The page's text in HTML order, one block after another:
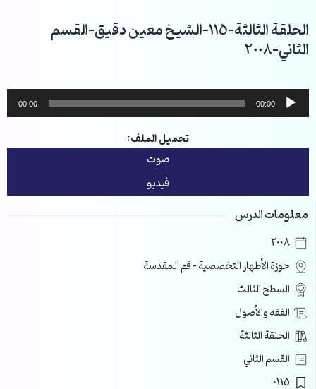
إلى
المحتوى
الحلقة الثالثة-115-الشيخ معين دقيق-القسم
الثاني-2008
مشغل
الصوت
00:00
00:00
تحميل الملف:
صوت
فيديو
معلومات الدرس
2008
حوزة الأطهار التخصصية – قم المقدسة
السطح الثالث
الفقه والأصول
الحلقة الثالثة
القسم الثاني
0115